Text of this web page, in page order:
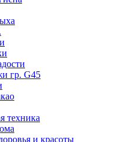
гр. G45
техника
и красоты